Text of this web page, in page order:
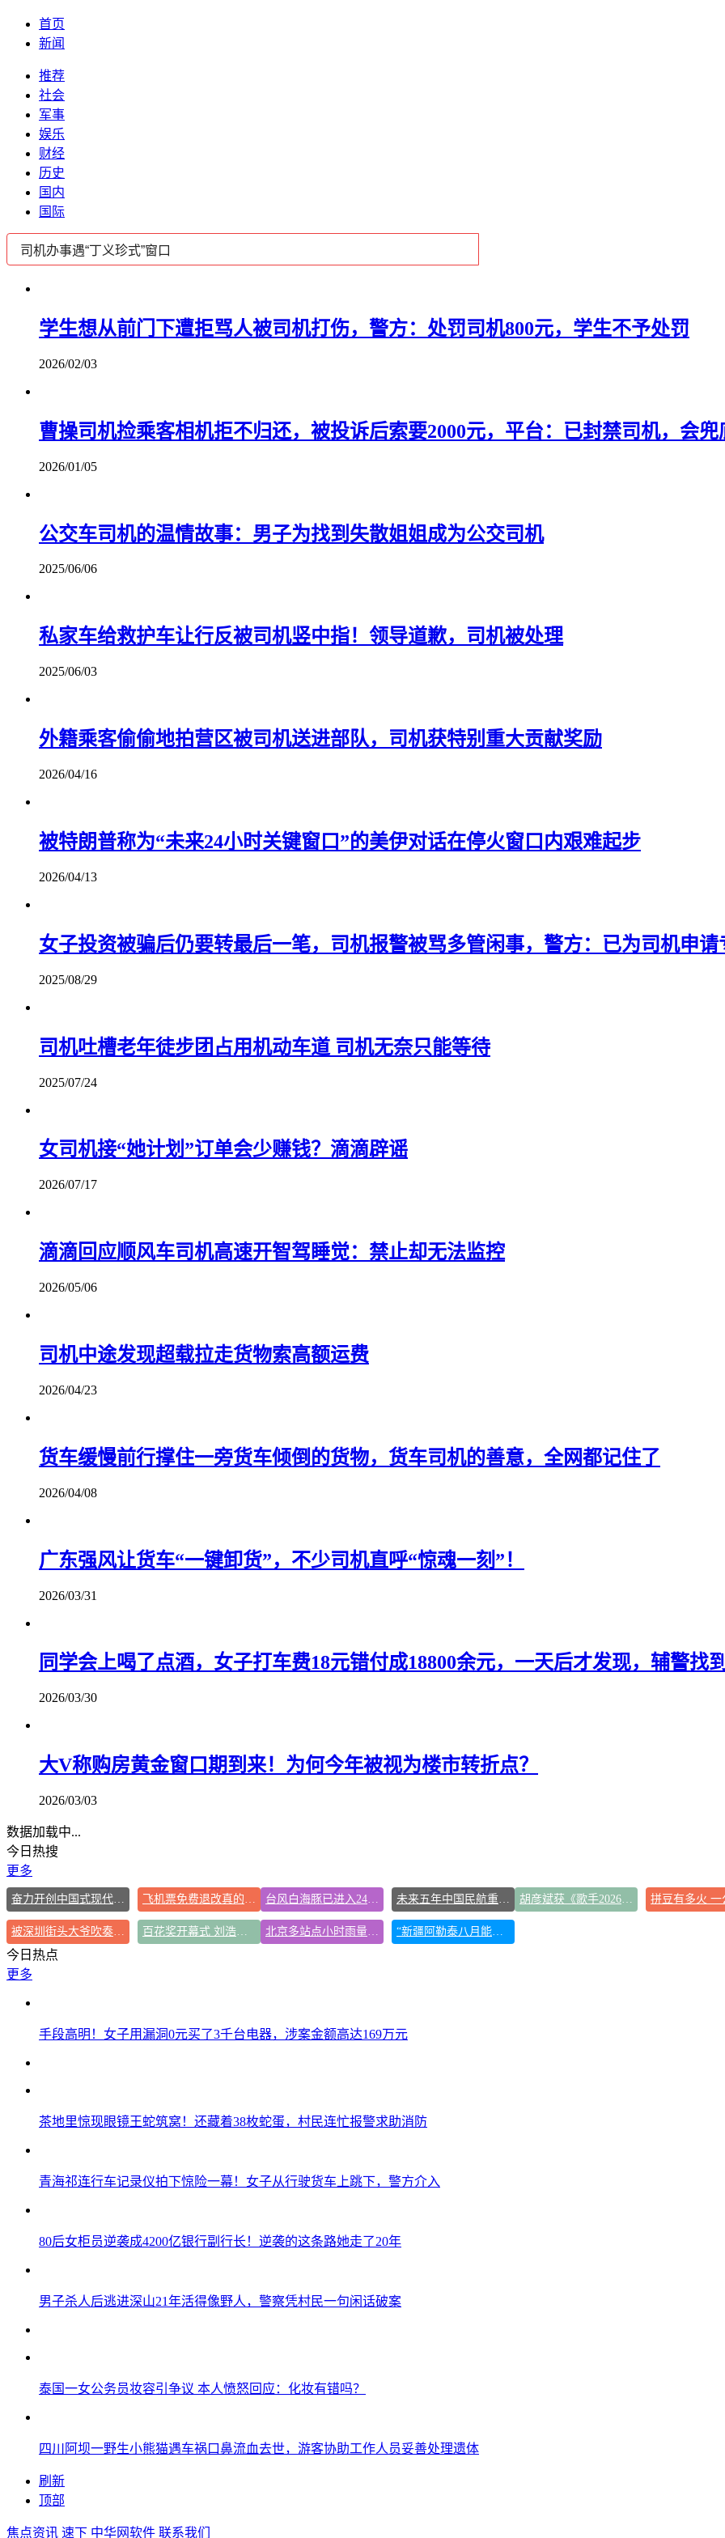
首页
新闻
推荐
社会
军事
娱乐
财经
历史
国内
国际
学生想从前门下遭拒骂人被司机打伤，警方：处罚司机800元，学生不予处罚
2026/02/03
曹操司机捡乘客相机拒不归还，被投诉后索要2000元，平台：已封禁司机，会兜
2026/01/05
公交车司机的温情故事：男子为找到失散姐姐成为公交司机
2025/06/06
私家车给救护车让行反被司机竖中指！领导道歉，司机被处理
2025/06/03
外籍乘客偷偷地拍营区被司机送进部队，司机获特别重大贡献奖励
2026/04/16
被特朗普称为“未来24小时关键窗口”的美伊对话在停火窗口内艰难起步
2026/04/13
女子投资被骗后仍要转最后一笔，司机报警被骂多管闲事，警方：已为司机申请
2025/08/29
司机吐槽老年徒步团占用机动车道 司机无奈只能等待
2025/07/24
女司机接“她计划”订单会少赚钱？滴滴辟谣
2026/07/17
滴滴回应顺风车司机高速开智驾睡觉：禁止却无法监控
2026/05/06
司机中途发现超载拉走货物索高额运费
2026/04/23
货车缓慢前行撑住一旁货车倾倒的货物，货车司机的善意，全网都记住了
2026/04/08
广东强风让货车“一键卸货”，不少司机直呼“惊魂一刻”！
2026/03/31
同学会上喝了点酒，女子打车费18元错付成18800余元，一天后才发现，辅警
2026/03/30
大V称购房黄金窗口期到来！为何今年被视为楼市转折点？
2026/03/03
数据加载中...
今日热搜
更多
奋力开创中国式现代化建设新局面 飞机票免费退改真的来了 台风白海豚已进入24小时警戒线 未来五年中国民航重磅规划出炉 胡彦斌获《歌手2026》歌王
被深圳街头大爷吹奏谋生戳中了 百花奖开幕式 刘浩存独舞 北京多站点小时雨量下到全国第一 “新疆阿勒泰八月能滑雪”不实
今日热点
更多
手段高明！女子用漏洞0元买了3千台电器，涉案金额高达169万元
茶地里惊现眼镜王蛇筑窝！还藏着38枚蛇蛋，村民连忙报警求助消防
青海祁连行车记录仪拍下惊险一幕！女子从行驶货车上跳下，警方介入
80后女柜员逆袭成4200亿银行副行长！逆袭的这条路她走了20年
男子杀人后逃进深山21年活得像野人，警察凭村民一句闲话破案
泰国一女公务员妆容引争议 本人愤怒回应：化妆有错吗？
四川阿坝一野生小熊猫遇车祸口鼻流血去世，游客协助工作人员妥善处理遗体
刷新
顶部
焦点资讯 速下 中华网软件 联系我们